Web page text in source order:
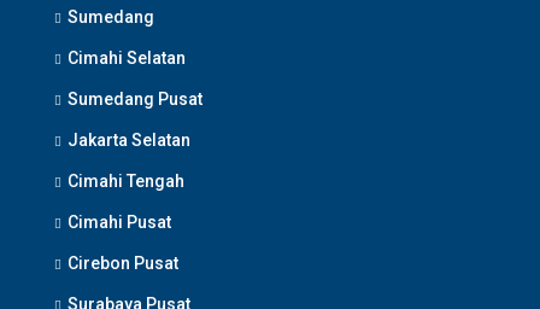
Sumedang
Cimahi Selatan
Sumedang Pusat
Jakarta Selatan
Cimahi Tengah
Cimahi Pusat
Cirebon Pusat
Surabaya Pusat